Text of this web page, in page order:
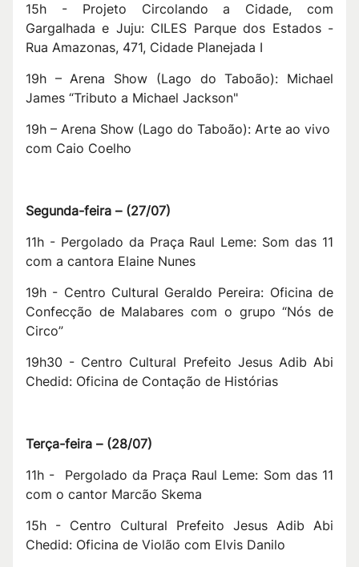
15h - Projeto Circolando a Cidade, com
Gargalhada e Juju: CILES Parque dos Estados -
Rua Amazonas, 471, Cidade Planejada I
19h – Arena Show (Lago do Taboão): Michael
James “Tributo a Michael Jackson"
19h – Arena Show (Lago do Taboão): Arte ao vivo
com Caio Coelho
Segunda-feira – (27/07)
11h - Pergolado da Praça Raul Leme: Som das 11
com a cantora Elaine Nunes
19h - Centro Cultural Geraldo Pereira: Oficina de
Confecção de Malabares com o grupo “Nós de
Circo”
19h30 - Centro Cultural Prefeito Jesus Adib Abi
Chedid: Oficina de Contação de Histórias
Terça-feira – (28/07)
11h - Pergolado da Praça Raul Leme: Som das 11
com o cantor Marcão Skema
15h - Centro Cultural Prefeito Jesus Adib Abi
Chedid: Oficina de Violão com Elvis Danilo